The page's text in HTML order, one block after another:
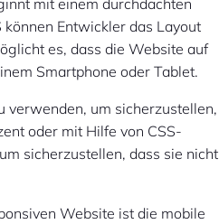
mit einem durchdachten
Entwickler das Layout
es, dass die Website auf
Smartphone oder Tablet.
verwenden, um sicherzustellen,
oder mit Hilfe von CSS-
sicherzustellen, dass sie nicht
Website ist die mobile